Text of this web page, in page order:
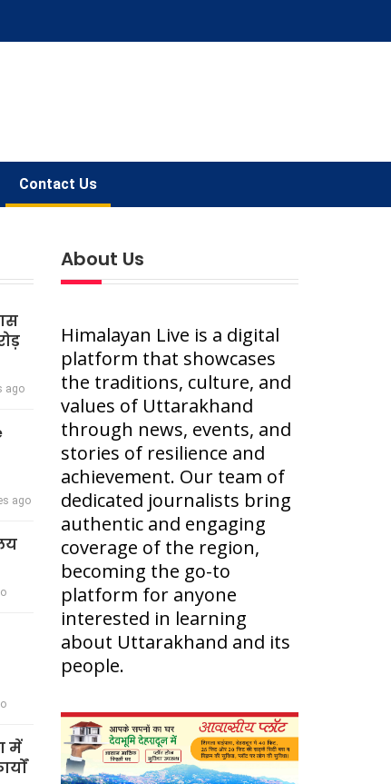
Contact Us
ago
ago
में
About Us
Himalayan Live is a digital
platform that showcases
the traditions, culture, and
values of Uttarakhand
through news, events, and
stories of resilience and
achievement. Our team of
dedicated journalists bring
authentic and engaging
coverage of the region,
becoming the go-to
platform for anyone
interested in learning
about Uttarakhand and its
people.